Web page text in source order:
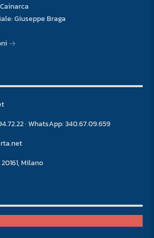
Giuseppe Braga
· WhatsApp: 340.67.09.659
Milano